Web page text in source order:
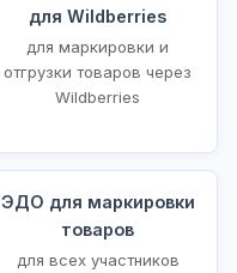
для Wildberries
для маркировки и
отгрузки товаров через
Wildberries
ЭДО для маркировки
товаров
для всех участников